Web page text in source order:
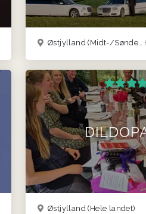
Østjylland(Midt-/Sønderjylland)
Østjylland(Hele landet)